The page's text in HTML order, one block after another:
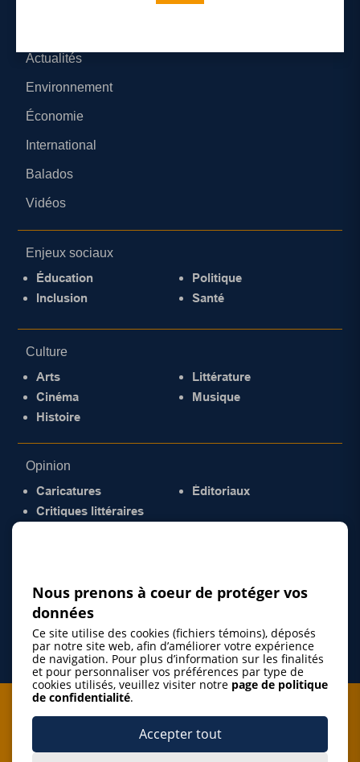
Actualités
Environnement
Économie
International
Balados
Vidéos
Enjeux sociaux
Éducation
Inclusion
Politique
Santé
Culture
Arts
Cinéma
Histoire
Littérature
Musique
Opinion
Caricatures
Critiques littéraires
Éditoriaux
Je m'abonne à l'infolettre
Nous prenons à coeur de protéger vos
données
Ce site utilise des cookies (fichiers témoins), déposés
par notre site web, afin d’améliorer votre expérience
de navigation. Pour plus d’information sur les finalités
et pour personnaliser vos préférences par type de
cookies utilisés, veuillez visiter notre page de politique
de confidentialité.
Accepter tout